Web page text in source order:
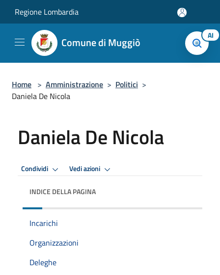
Regione Lombardia
Comune di Muggiò AI
Home > Amministrazione > Politici >
Daniela De Nicola
Daniela De Nicola
Condividi Vedi azioni
INDICE DELLA PAGINA
Incarichi
Organizzazioni
Deleghe